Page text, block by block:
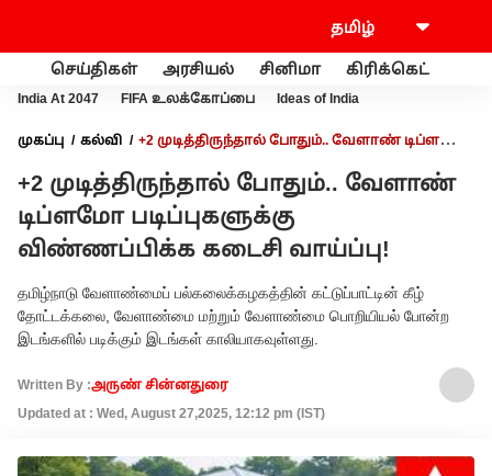
செய்திகள் அரசியல் சினிமா கிரிக்கெட்
India At 2047 FIFA உலக்கோப்பை Ideas of India
முகப்பு கல்வி
+2 முடித்திருந்தால் போதும்.. வேளாண் டிப்ளமோ
+2 முடித்திருந்தால் போதும்.. வேளாண்
டிப்ளமோ படிப்புகளுக்கு
விண்ணப்பிக்க கடைசி வாய்ப்பு!
தமிழ்நாடு வேளாண்மைப் பல்கலைக்கழகத்தின் கட்டுப்பாட்டின் கீழ்
தோட்டக்கலை, வேளாண்மை மற்றும் வேளாண்மை பொறியியல் போன்ற
இடங்களில் படிக்கும் இடங்கள் காலியாகவுள்ளது.
Written By :அருண் சின்னதுரை
Updated at : Wed, August 27,2025, 12:12 pm (IST)